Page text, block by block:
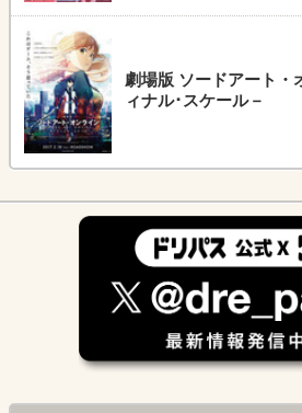
劇場版 ソードアート
ィナル･スケール－